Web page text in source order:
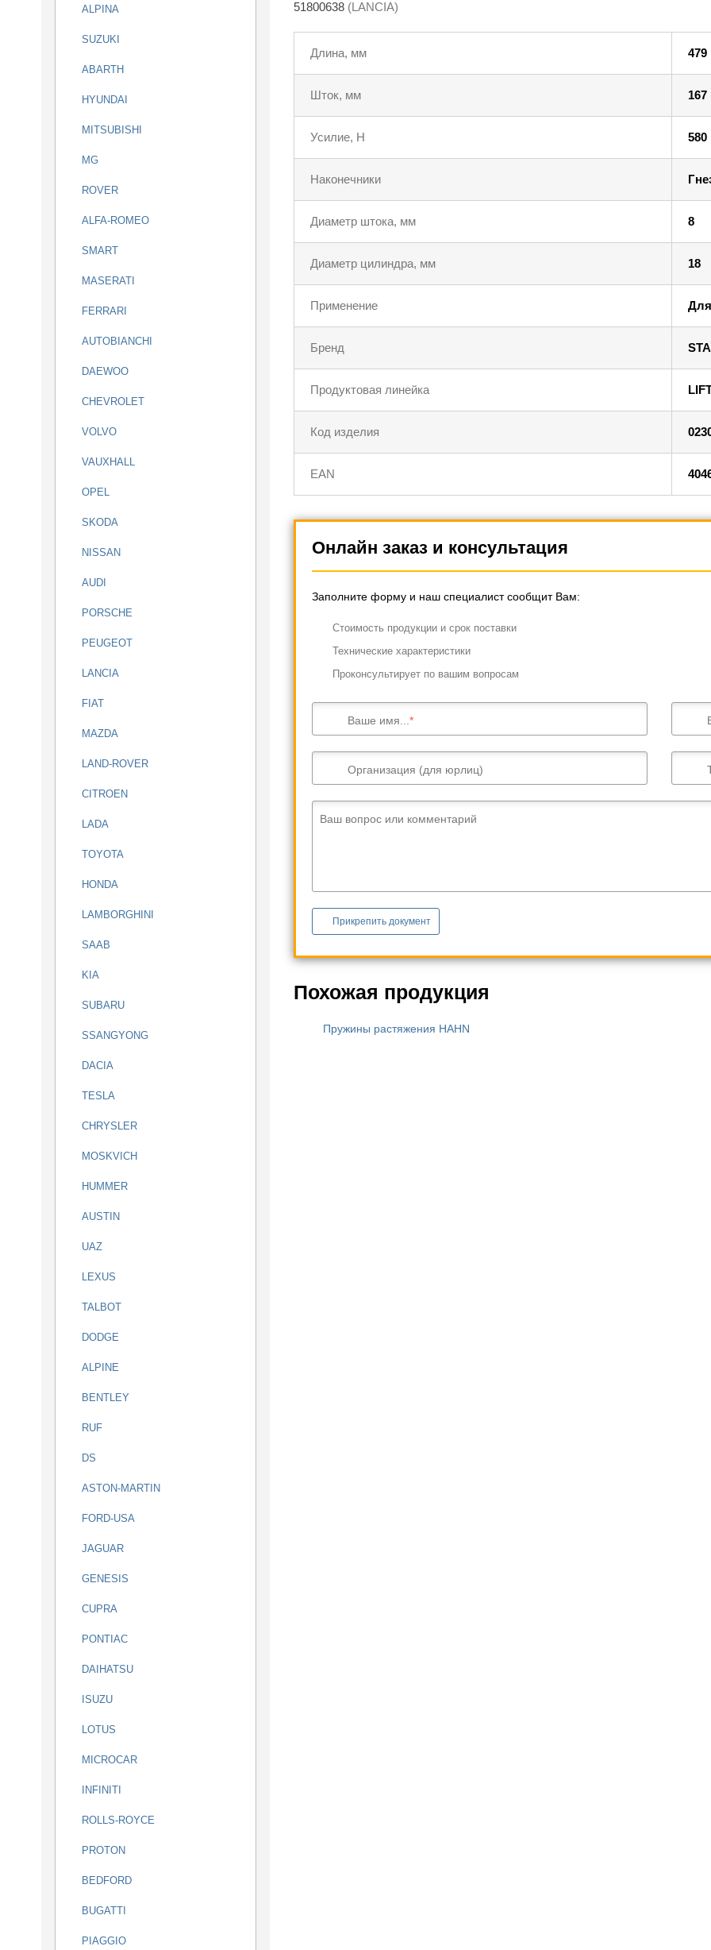
ALPINA
SUZUKI
ABARTH
HYUNDAI
MITSUBISHI
MG
ROVER
ALFA-ROMEO
SMART
MASERATI
FERRARI
AUTOBIANCHI
DAEWOO
CHEVROLET
VOLVO
VAUXHALL
OPEL
SKODA
NISSAN
AUDI
PORSCHE
PEUGEOT
LANCIA
FIAT
MAZDA
LAND-ROVER
CITROEN
LADA
TOYOTA
HONDA
LAMBORGHINI
SAAB
KIA
SUBARU
SSANGYONG
DACIA
TESLA
CHRYSLER
MOSKVICH
HUMMER
AUSTIN
UAZ
LEXUS
TALBOT
DODGE
ALPINE
BENTLEY
RUF
DS
ASTON-MARTIN
FORD-USA
JAGUAR
GENESIS
CUPRA
PONTIAC
DAIHATSU
ISUZU
LOTUS
MICROCAR
INFINITI
ROLLS-ROYCE
PROTON
BEDFORD
BUGATTI
PIAGGIO
51800638 (LANCIA)
Длина, мм 479
Шток, мм 167
Усилие, Н 580
Наконечники
Диаметр штока, мм 8
Диаметр цилиндра, мм 18
Применение
Бренд
Продуктовая линейка
Код изделия
EAN
Онлайн заказ и консультация
Заполните форму и наш специалист сообщит Вам:
Cтоимость продукции и срок поставки
Технические характеристики
Проконсультирует по вашим вопросам
Ваше имя...
Организация (для юрлиц)
Ваш вопрос или комментарий
Прикрепить документ
Похожая продукция
Пружины растяжения HAHN